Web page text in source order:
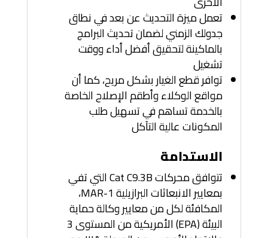
تعمل ميزة التحديث عن بعد في نطاق
جدولك الزمني لضمان تحديث البرامج
بالماكينة لتحقيق أفضل أداء ووقت
تشغيل
توافر قطع الغيار بشكل مريح، كما أن
مواقع الوكلاء وأطقم الإصلاح الخاصة
بالخدمة تساهم في تسهيل طلب
المكونات عالية التآكل
الاستدامة
تتوافق محركات Cat C9.3B التي تفي
بمعايير الانبعاثات البرازيلية MAR-1،
المكافئة لكل من معايير وكالة حماية
البيئة (EPA) الأمريكية من المستوى 3